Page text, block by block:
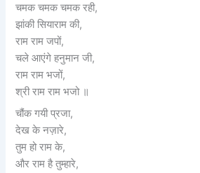
चमक चमक चमक रही,
झांकी सियाराम की,
राम राम जपों,
चले आएंगे हनुमान जी,
राम राम भजों,
श्री राम राम भजो ॥
चौंक गयी प्रजा,
देख के नज़ारे,
तुम हो राम के,
और राम है तुम्हारे,